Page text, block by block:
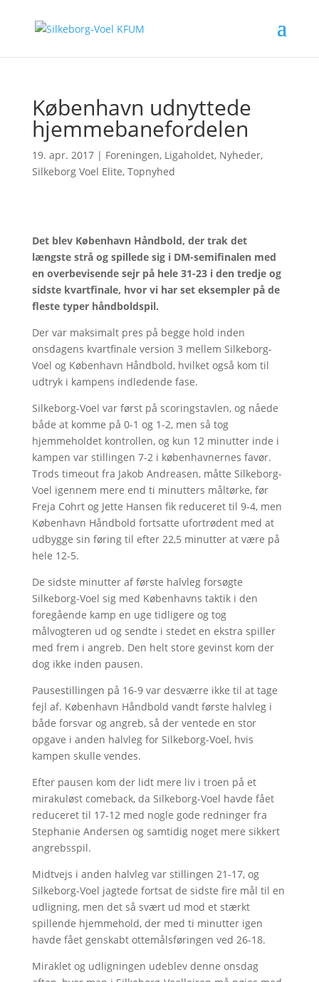
København udnyttede
hjemmebanefordelen
19. apr. 2017| Foreningen, Ligaholdet, Nyheder,
Silkeborg Voel Elite, Topnyhed
Det blev København Håndbold, der trak det
længste strå og spillede sig i DM-semifinalen med
en overbevisende sejr på hele 31-23 i den tredje og
sidste kvartfinale, hvor vi har set eksempler på de
fleste typer håndboldspil.
Der var maksimalt pres på begge hold inden
onsdagens kvartfinale version 3 mellem Silkeborg-
Voel og København Håndbold, hvilket også kom til
udtryk i kampens indledende fase.
Silkeborg-Voel var først på scoringstavlen, og nåede
både at komme på 0-1 og 1-2, men så tog
hjemmeholdet kontrollen, og kun 12 minutter inde i
kampen var stillingen 7-2 i københavnernes favør.
Trods timeout fra Jakob Andreasen, måtte Silkeborg-
Voel igennem mere end ti minutters måltørke, før
Freja Cohrt og Jette Hansen fik reduceret til 9-4, men
København Håndbold fortsatte ufortrødent med at
udbygge sin føring til efter 22,5 minutter at være på
hele 12-5.
De sidste minutter af første halvleg forsøgte
Silkeborg-Voel sig med Københavns taktik i den
foregående kamp en uge tidligere og tog
målvogteren ud og sendte i stedet en ekstra spiller
med frem i angreb. Den helt store gevinst kom der
dog ikke inden pausen.
Pausestillingen på 16-9 var desværre ikke til at tage
fejl af. København Håndbold vandt første halvleg i
både forsvar og angreb, så der ventede en stor
opgave i anden halvleg for Silkeborg-Voel, hvis
kampen skulle vendes.
Efter pausen kom der lidt mere liv i troen på et
mirakuløst comeback, da Silkeborg-Voel havde fået
reduceret til 17-12 med nogle gode redninger fra
Stephanie Andersen og samtidig noget mere sikkert
angrebsspil.
Midtvejs i anden halvleg var stillingen 21-17, og
Silkeborg-Voel jagtede fortsat de sidste fire mål til en
udligning, men det så svært ud mod et stærkt
spillende hjemmehold, der med ti minutter igen
havde fået genskabt ottemålsføringen ved 26-18.
Miraklet og udligningen udeblev denne onsdag